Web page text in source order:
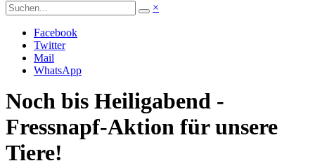
×
Facebook
Twitter
Mail
WhatsApp
Noch bis Heiligabend -
Fressnapf-Aktion für unsere
Tiere!